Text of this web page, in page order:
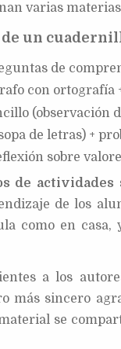
varias
un
de
con ortografía
(observación
de letras) +
sobre
de actividades
de los
como en
a los
más sincero
se